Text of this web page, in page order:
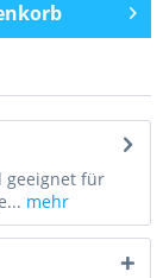
geeignet für
mehr